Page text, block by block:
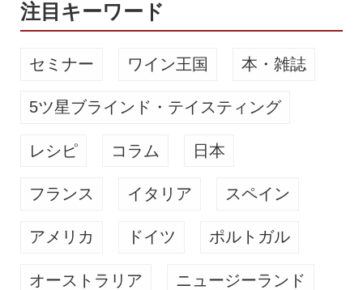
ト...
注目キーワード
セミナー ワイン王国 本・雑誌
5ツ星ブラインド・テイスティング
レシピ コラム 日本
フランス イタリア スペイン
アメリカ ドイツ ポルトガル
オーストラリア ニュージーランド